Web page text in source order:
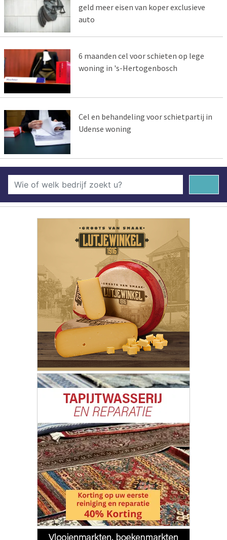
geld meer eisen van koper exclusieve
auto
6 maanden cel voor schieten op lege
woning in 's-Hertogenbosch
Cel en behandeling voor schietpartij in
Udense woning